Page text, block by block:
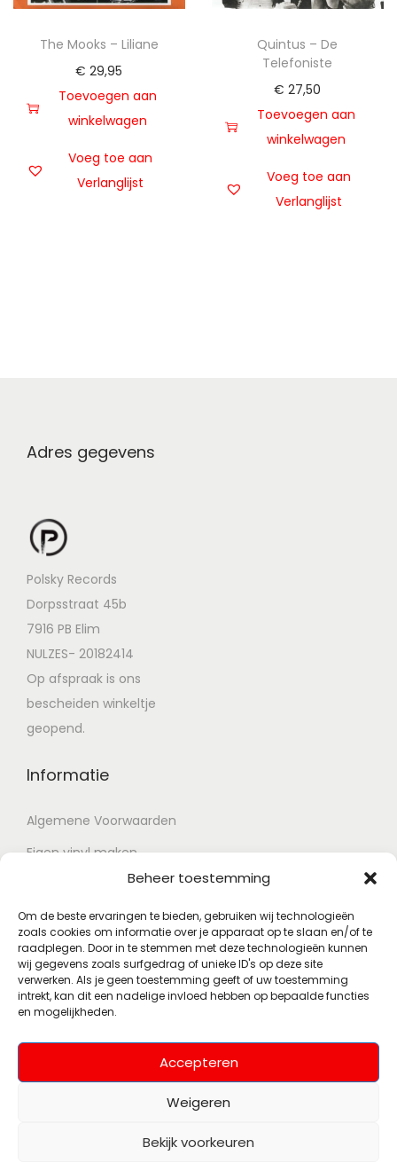
Beheer toestemming
Om de beste ervaringen te bieden, gebruiken wij technologieën
zoals cookies om informatie over je apparaat op te slaan en/of te
raadplegen. Door in te stemmen met deze technologieën kunnen
wij gegevens zoals surfgedrag of unieke ID's op deze site
verwerken. Als je geen toestemming geeft of uw toestemming
intrekt, kan dit een nadelige invloed hebben op bepaalde functies
en mogelijkheden.
Accepteren
Weigeren
Bekijk voorkeuren
The Mooks – Liliane
€ 29,95
Toevoegen aan
winkelwagen
Voeg toe aan
Verlanglijst
Quintus – De
Telefoniste
€ 27,50
Toevoegen aan
winkelwagen
Voeg toe aan
Verlanglijst
Adres gegevens
Polsky Records
Dorpsstraat 45b
7916 PB Elim
NULZES- 20182414
Op afspraak is ons
bescheiden winkeltje
geopend.
Informatie
Algemene Voorwaarden
Eigen vinyl maken
Retour voorwaarden
Contact
Account
Mijn account
Wenslijst